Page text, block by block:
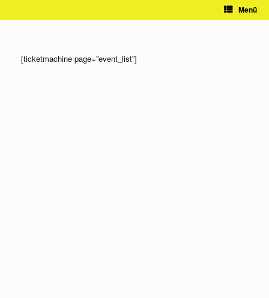
Menü
[ticketmachine page=”event_list”]